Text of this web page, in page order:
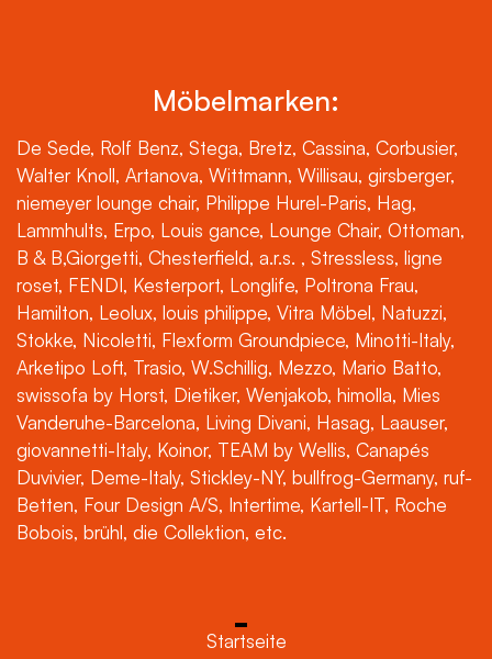
Möbelmarken:
De Sede, Rolf Benz, Stega, Bretz, Cassina, Corbusier,
Walter Knoll, Artanova, Wittmann, Willisau, girsberger,
niemeyer lounge chair, Philippe Hurel-Paris, Hag,
Lammhults, Erpo, Louis gance, Lounge Chair, Ottoman,
B & B,Giorgetti, Chesterfield, a.r.s. , Stressless, ligne
roset, FENDI, Kesterport, Longlife, Poltrona Frau,
Hamilton, Leolux, louis philippe, Vitra Möbel, Natuzzi,
Stokke, Nicoletti, Flexform Groundpiece, Minotti-Italy,
Arketipo Loft, Trasio, W.Schillig, Mezzo, Mario Batto,
swissofa by Horst, Dietiker, Wenjakob, himolla, Mies
Vanderuhe-Barcelona, Living Divani, Hasag, Laauser,
giovannetti-Italy, Koinor, TEAM by Wellis, Canapés
Duvivier, Deme-Italy, Stickley-NY, bullfrog-Germany, ruf-
Betten, Four Design A/S, Intertime, Kartell-IT, Roche
Bobois, brühl, die Collektion, etc.
Startseite